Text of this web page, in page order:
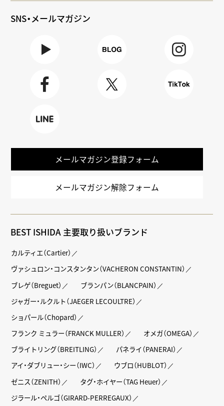
SNS・メールマガジン
メールマガジン登録フォーム
メールマガジン解除フォーム
BEST ISHIDA 主要取り扱いブランド
カルティエ（Cartier）
ヴァシュロン・コンスタンタン（VACHERON CONSTANTIN）
ブレゲ（Breguet）
ブランパン（BLANCPAIN）
ジャガー・ルクルト（JAEGER LECOULTRE）
ショパール（Chopard）
フランク ミュラー（FRANCK MULLER）
オメガ（OMEGA）
ブライトリング（BREITLING）
パネライ（PANERAI）
アイ・ダブリュー・シー（IWC）
ウブロ（HUBLOT）
ゼニス（ZENITH）
タグ・ホイヤー（TAG Heuer）
ジラール・ペルゴ（GIRARD-PERREGAUX）